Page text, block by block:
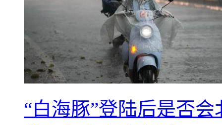
“白海豚”登陆后是否